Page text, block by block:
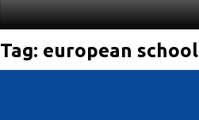
Tag: european school